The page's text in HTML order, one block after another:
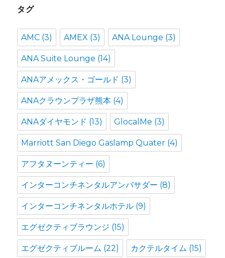
タグ
AMC (3) AMEX (3) ANA Lounge (3)
ANA Suite Lounge (14)
ANAアメックス・ゴールド (3)
ANAクラウンプラザ熊本 (4)
ANAダイヤモンド (13) GlocalMe (3)
Marriott San Diego Gaslamp Quater (4)
アフタヌーンティー (6)
インターコンチネンタルアンバサダー (8)
インターコンチネンタルホテル (9)
エグゼクティブラウンジ (15)
エグゼクティブルーム (22) カクテルタイム (15)